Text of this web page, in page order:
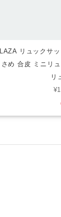
LAZA リュックサ
さめ 合皮 ミニリ
リ